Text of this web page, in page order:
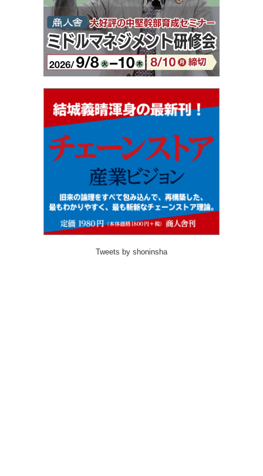
Tweets by shoninsha